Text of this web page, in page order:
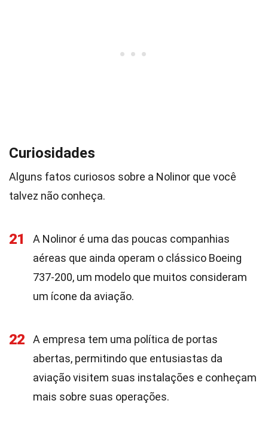
Curiosidades
Alguns fatos curiosos sobre a Nolinor que você
talvez não conheça.
21
A Nolinor é uma das poucas companhias
aéreas que ainda operam o clássico Boeing
737-200, um modelo que muitos consideram
um ícone da aviação.
22
A empresa tem uma política de portas
abertas, permitindo que entusiastas da
aviação visitem suas instalações e conheçam
mais sobre suas operações.